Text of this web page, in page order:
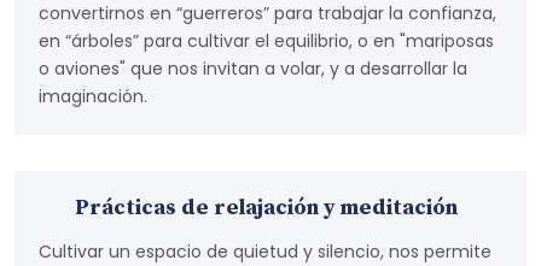
convertirnos en “guerreros” para trabajar la confianza,
en “árboles” para cultivar el equilibrio, o en "mariposas
o aviones" que nos invitan a volar, y a desarrollar la
imaginación.
Prácticas de relajación y meditación
Cultivar un espacio de quietud y silencio, nos permite